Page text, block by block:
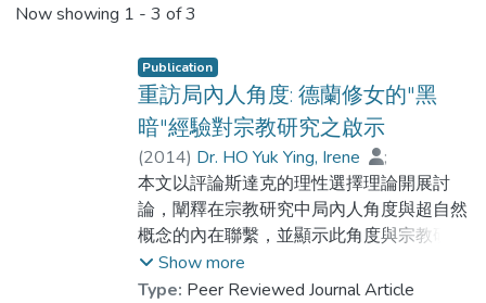
Now showing 1 - 3 of 3
Publication
重訪局內人角度: 德蘭修女的"黑
暗"經驗對宗教研究之啟示
(2014) Dr. HO Yuk Ying, Irene
;
Dr. LI Kit Man
本文以評論斯達克的理性選擇理論開展討
論，闡釋在宗教研究中局內人角度與超自然
概念的內在聯繫，並顯示此角度與宗教研究
中的實質定義取向一脈相承。在此基礎上，
本文以德蘭修女的神秘宗教經驗—黑暗—為
Show more
Type: Peer Reviewed Journal Article